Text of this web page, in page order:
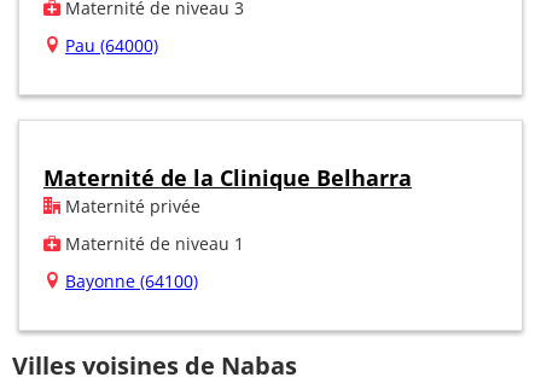
Maternité de niveau 3
Pau (64000)
Maternité de la Clinique Belharra
Maternité privée
Maternité de niveau 1
Bayonne (64100)
Villes voisines de Nabas